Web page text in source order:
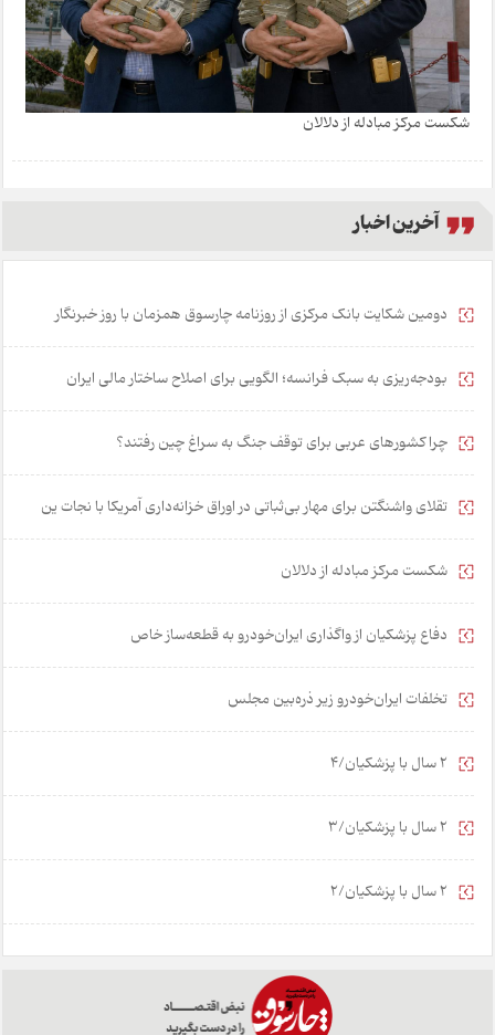
شکست مرکز مبادله از دلالان
آخرین اخبار
دومین شکایت بانک مرکزی از روزنامه چارسوق همزمان با روز خبرنگار
بودجه‌ریزی به سبک فرانسه؛ الگویی برای اصلاح ساختار مالی ایران
چرا کشورهای عربی برای توقف جنگ به سراغ چین رفتند؟
تقلای واشنگتن برای مهار بی‌ثباتی در اوراق خزانه‌داری آمریکا با نجات ین
شکست مرکز مبادله از دلالان
دفاع پزشکیان از واگذاری ایران‌خودرو به قطعه‌ساز خاص
تخلفات ایران‌خودرو زیر ذره‌بین مجلس